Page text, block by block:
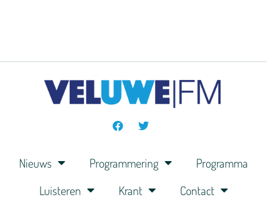
Nieuws Programmering
Programma
Luisteren
Krant Contact